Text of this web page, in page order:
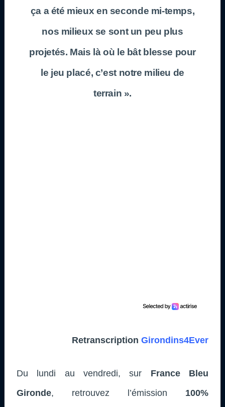
ça a été mieux en seconde mi-temps,
nos milieux se sont un peu plus
projetés. Mais là où le bât blesse pour
le jeu placé, c’est notre milieu de
terrain ».
Retranscription Girondins4Ever
Du lundi au vendredi, sur
France Bleu
Gironde, retrouvez l’émission
100%